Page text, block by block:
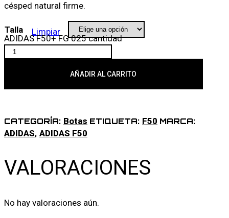
césped natural firme.
Talla Limpiar
ADIDAS F50+ FG 025 cantidad
AÑADIR AL CARRITO
CATEGORÍA: Botas ETIQUETA: F50 MARCA:
ADIDAS, ADIDAS F50
VALORACIONES
No hay valoraciones aún.